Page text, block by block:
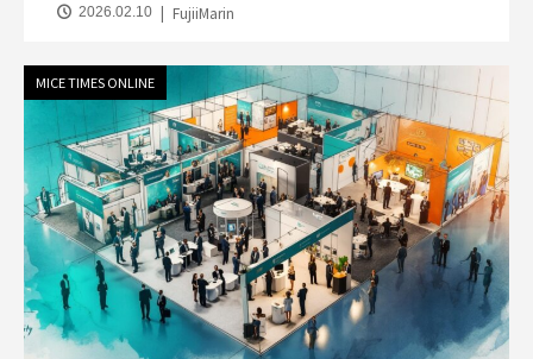
2026.02.10 FujiiMarin
MICE TIMES ONLINE